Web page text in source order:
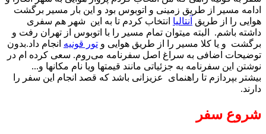
ادامه مسیر از طریق زمینی و اتوبوس بود و این بار مسیر برگشت
هوایی را از طریق آنتالیا انتخاب کردم تا به این شهر هم سفری
داشته باشم. البته میتوان تمام مسیر را با اتوبوس از تهران رفت و
برگشت و یا کلا مسیر را از طریق هوایی و تور قونیه انجام داد.بدون
توضیحات اضافی به سراغ اصل سفرنامه می‌روم. سعی کرده ام در
نوشتن این سفرنامه به جزئیاتی مانند قیمتها ویا نام مکانها و...
بیشتر بپردازم تا راهنمای عزیزانی باشد که قصد انجام این سفر را
دارند.
شروع سفر